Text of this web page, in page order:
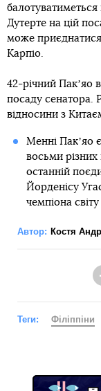
Дутерте на цій
може приєднатися
Карпіо.
42-річний Пакʼяо
посаду сенатора.
відносини з
Менні Пакʼяо
восьми різних
останній
Йорденісу
чемпіона
Автор: Костя
Теги: Філіппіни